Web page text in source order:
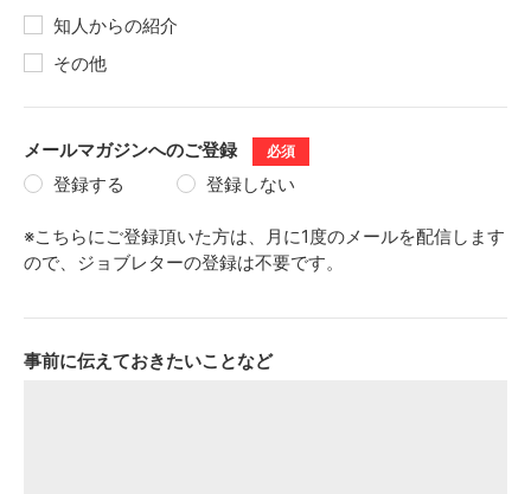
知人からの紹介
その他
メールマガジンへのご登録 必須
登録する 登録しない
※こちらにご登録頂いた方は、月に1度のメールを配信します
ので、ジョブレターの登録は不要です。
事前に伝えておきたいことなど